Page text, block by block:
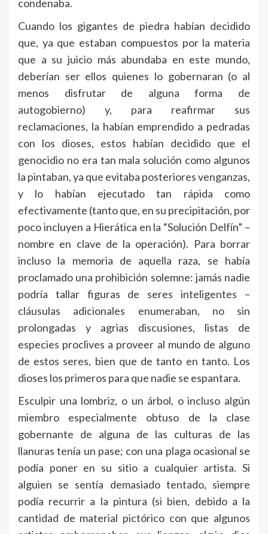
condenaba.
Cuando los gigantes de piedra habían decidido
que, ya que estaban compuestos por la materia
que a su juicio más abundaba en este mundo,
deberían ser ellos quienes lo gobernaran (o al
menos disfrutar de alguna forma de
autogobierno) y, para reafirmar sus
reclamaciones, la habían emprendido a pedradas
con los dioses, estos habían decidido que el
genocidio no era tan mala solución como algunos
la pintaban, ya que evitaba posteriores venganzas,
y lo habían ejecutado tan rápida como
efectivamente (tanto que, en su precipitación, por
poco incluyen a Hierática en la “Solución Delfín” –
nombre en clave de la operación). Para borrar
incluso la memoria de aquella raza, se había
proclamado una prohibición solemne: jamás nadie
podría tallar figuras de seres inteligentes –
cláusulas adicionales enumeraban, no sin
prolongadas y agrias discusiones, listas de
especies proclives a proveer al mundo de alguno
de estos seres, bien que de tanto en tanto. Los
dioses los primeros para que nadie se espantara.
Esculpir una lombriz, o un árbol, o incluso algún
miembro especialmente obtuso de la clase
gobernante de alguna de las culturas de las
llanuras tenía un pase; con una plaga ocasional se
podía poner en su sitio a cualquier artista. Si
alguien se sentía demasiado tentado, siempre
podía recurrir a la pintura (si bien, debido a la
cantidad de material pictórico con que algunos